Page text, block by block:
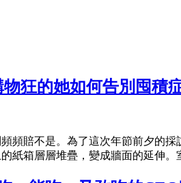
狂的她如何告別囤積
賠不是。為了這次年節前夕的
紙箱層層堆疊，變成牆面的延伸